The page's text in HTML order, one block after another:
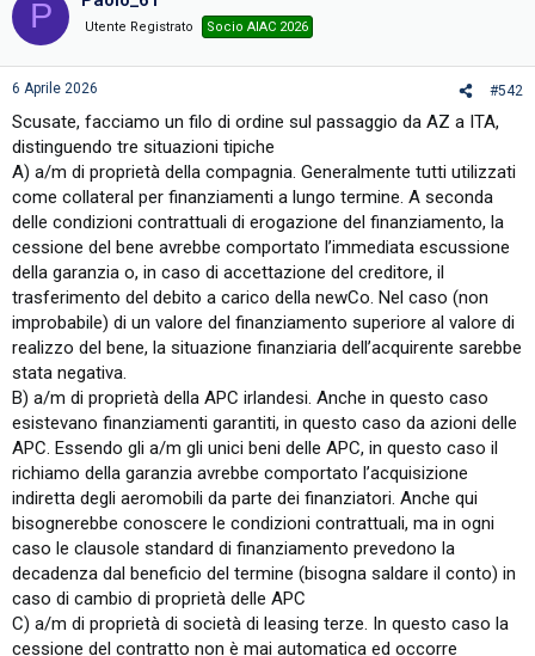
t
i
n
s
P Utente Registrato Socio AIAC 2026
6 Aprile 2026 #542
Scusate, facciamo un filo di ordine sul passaggio da AZ a ITA,
distinguendo tre situazioni tipiche
A) a/m di proprietà della compagnia. Generalmente tutti utilizzati
come collateral per finanziamenti a lungo termine. A seconda
delle condizioni contrattuali di erogazione del finanziamento, la
cessione del bene avrebbe comportato l’immediata escussione
della garanzia o, in caso di accettazione del creditore, il
trasferimento del debito a carico della newCo. Nel caso (non
improbabile) di un valore del finanziamento superiore al valore di
realizzo del bene, la situazione finanziaria dell’acquirente sarebbe
stata negativa.
B) a/m di proprietà della APC irlandesi. Anche in questo caso
esistevano finanziamenti garantiti, in questo caso da azioni delle
APC. Essendo gli a/m gli unici beni delle APC, in questo caso il
richiamo della garanzia avrebbe comportato l’acquisizione
indiretta degli aeromobili da parte dei finanziatori. Anche qui
bisognerebbe conoscere le condizioni contrattuali, ma in ogni
caso le clausole standard di finanziamento prevedono la
decadenza dal beneficio del termine (bisogna saldare il conto) in
caso di cambio di proprietà delle APC
C) a/m di proprietà di società di leasing terze. In questo caso la
cessione del contratto non è mai automatica ed occorre